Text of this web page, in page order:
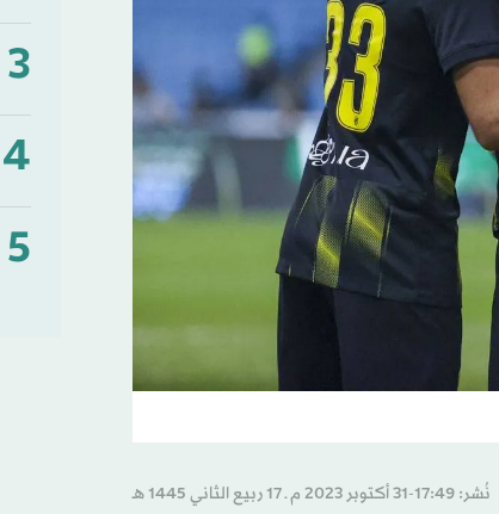
نُشر: 17:49-31 أكتوبر 2023 م ـ 17 ربيع الثاني 1445 هـ
3
4
5